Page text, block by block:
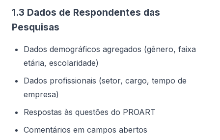
1.3 Dados de Respondentes das
Pesquisas
Dados demográficos agregados (gênero, faixa
etária, escolaridade)
Dados profissionais (setor, cargo, tempo de
empresa)
Respostas às questões do PROART
Comentários em campos abertos